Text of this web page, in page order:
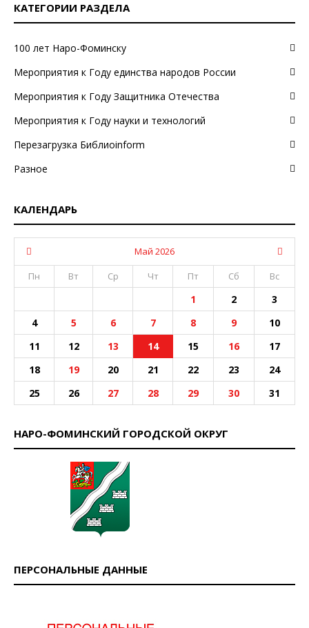
КАТЕГОРИИ РАЗДЕЛА
100 лет Наро-Фоминску
Мероприятия к Году единства народов России
Мероприятия к Году Защитника Отечества
Мероприятия к Году науки и технологий
Перезагрузка Библиоinform
Разное
КАЛЕНДАРЬ
Май 2026
Пн
Вт Ср Чт Пт Сб Вс
1 2
3
4
5 6 7 8 9
10
11
12 13 14 15 16
17
18
19 20 21 22 23
24
25
26 27 28 29 30 31
НАРО-ФОМИНСКИЙ ГОРОДСКОЙ ОКРУГ
ПЕРСОНАЛЬНЫЕ ДАННЫЕ